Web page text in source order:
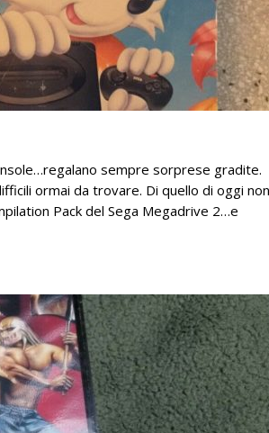
sempre sorprese gradite.
ormai da trovare. Di quello di oggi non
Pack del Sega Megadrive 2…e